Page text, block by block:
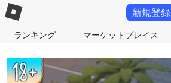
ランキング マーケットプレイス
新規登録